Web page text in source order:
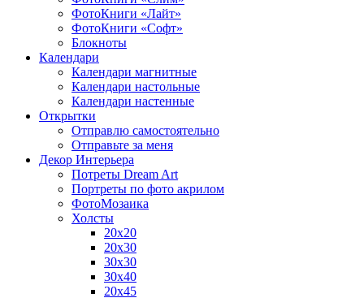
ФотоКниги «Лайт»
ФотоКниги «Софт»
Блокноты
Календари
Календари магнитные
Календари настольные
Календари настенные
Открытки
Отправлю самостоятельно
Отправьте за меня
Декор Интерьера
Потреты Dream Art
Портреты по фото акрилом
ФотоМозаика
Холсты
20х20
20х30
30х30
30х40
20х45